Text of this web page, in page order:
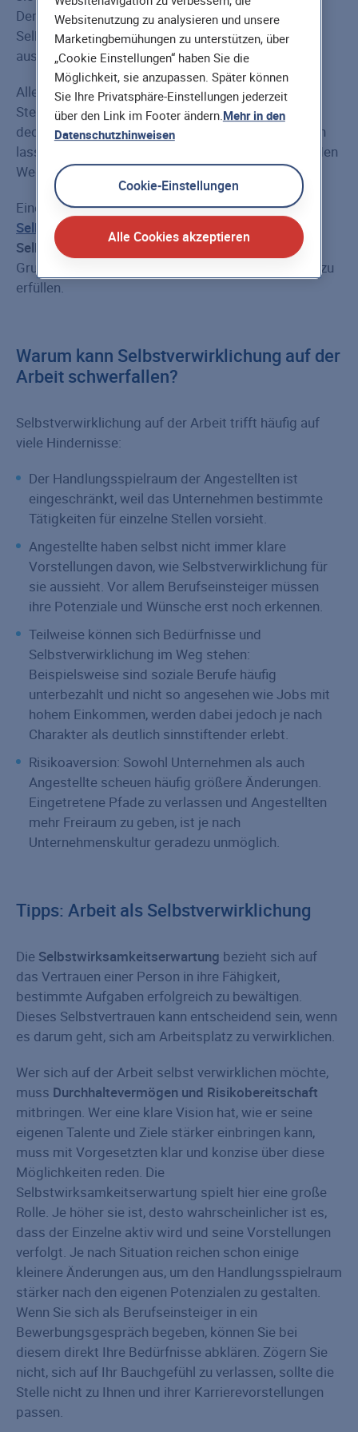
Dementsprechend schließen sich
Selbstverwirklichung und Karriere nicht unbedingt
aus.
Allerdings kommt es im Berufsalltag vor, dass
Stellenanforderungen und eigenes Potenzial nicht
deckungsgleich sind und sich auch nicht angleichen
lassen. Dann entscheiden sich viele Menschen für den
Weg in die Selbstständigkeit.
Eine
Berufsunfähigkeitsversicherung für
Selbstständige
kann dann dabei helfen, die
Selbstständigkeit abzusichernund so das
Grundbedürfnis nach finanzieller Sicherheit besser zu
erfüllen.
Warum kann Selbstverwirklichung auf der
Arbeit schwerfallen?
Selbstverwirklichung auf der Arbeit trifft häufig auf
viele Hindernisse:
Der Handlungsspielraum der Angestellten ist
eingeschränkt, weil das Unternehmen bestimmte
Tätigkeiten für einzelne Stellen vorsieht.
Angestellte haben selbst nicht immer klare
Vorstellungen davon, wie Selbstverwirklichung für
sie aussieht. Vor allem Berufseinsteiger müssen
ihre Potenziale und Wünsche erst noch erkennen.
Teilweise können sich Bedürfnisse und
Selbstverwirklichung im Weg stehen:
Beispielsweise sind soziale Berufe häufig
unterbezahlt und nicht so angesehen wie Jobs mit
hohem Einkommen, werden dabei jedoch je nach
Charakter als deutlich sinnstiftender erlebt.
Risikoaversion: Sowohl Unternehmen als auch
Angestellte scheuen häufig größere Änderungen.
Eingetretene Pfade zu verlassen und Angestellten
mehr Freiraum zu geben, ist je nach
Unternehmenskultur geradezu unmöglich.
Tipps: Arbeit als Selbstverwirklichung
Die Selbstwirksamkeitserwartung bezieht sich auf
das Vertrauen einer Person in ihre Fähigkeit,
bestimmte Aufgaben erfolgreich zu bewältigen.
Dieses Selbstvertrauen kann entscheidend sein, wenn
es darum geht, sich am Arbeitsplatz zu verwirklichen.
Wer sich auf der Arbeit selbst verwirklichen möchte,
muss Durchhaltevermögen und Risikobereitschaft
mitbringen. Wer eine klare Vision hat, wie er seine
eigenen Talente und Ziele stärker einbringen kann,
muss mit Vorgesetzten klar und konzise über diese
Möglichkeiten reden. Die
Selbstwirksamkeitserwartung spielt hier eine große
Rolle. Je höher sie ist, desto wahrscheinlicher ist es,
dass der Einzelne aktiv wird und seine Vorstellungen
verfolgt. Je nach Situation reichen schon einige
kleinere Änderungen aus, um den Handlungsspielraum
stärker nach den eigenen Potenzialen zu gestalten.
Wenn Sie sich als Berufseinsteiger in ein
Bewerbungsgespräch begeben, können Sie bei
diesem direkt Ihre Bedürfnisse abklären. Zögern Sie
nicht, sich auf Ihr Bauchgefühl zu verlassen, sollte die
Stelle nicht zu Ihnen und ihrer Karrierevorstellungen
passen.
Websitenutzung zu analysieren und unsere
Marketingbemühungen zu unterstützen, über
„Cookie Einstellungen“ haben Sie die
Möglichkeit, sie anzupassen. Später können
Sie Ihre Privatsphäre-Einstellungen jederzeit
über den Link im Footer ändern.Mehr in den
Datenschutzhinweisen
Cookie-Einstellungen
Alle Cookies akzeptieren